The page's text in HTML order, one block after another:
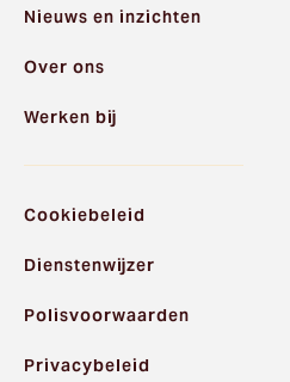
Nieuws en inzichten
Over ons
Werken bij
Cookiebeleid
Dienstenwijzer
Polisvoorwaarden
Privacybeleid